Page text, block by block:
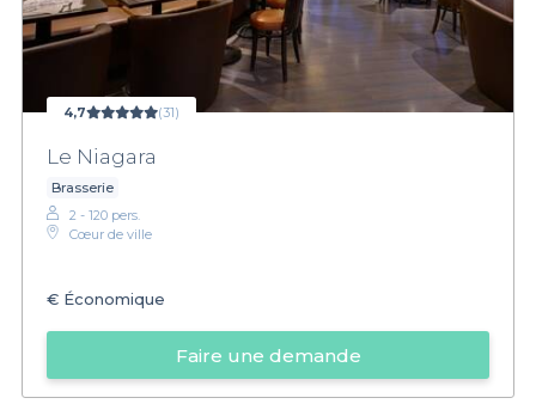
4,7 (31)
Le Niagara
Brasserie
2 - 120 pers.
Cœur de ville
€ Économique
Faire une demande